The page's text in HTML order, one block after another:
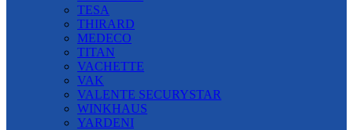
TESA
THIRARD
MEDECO
TITAN
VACHETTE
VAK
VALENTE SECURYSTAR
WINKHAUS
YARDENI